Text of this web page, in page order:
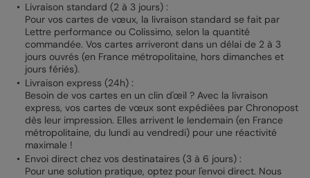
Livraison standard (2 à 3 jours) :
Pour vos cartes de vœux, la livraison standard se fait par
Lettre performance ou Colissimo, selon la quantité
commandée. Vos cartes arriveront dans un délai de 2 à 3
jours ouvrés (en France métropolitaine, hors dimanches et
jours fériés).
Livraison express (24h) :
Besoin de vos cartes en un clin d'œil ? Avec la livraison
express, vos cartes de vœux sont expédiées par Chronopost
dès leur impression. Elles arrivent le lendemain (en France
métropolitaine, du lundi au vendredi) pour une réactivité
maximale !
Envoi direct chez vos destinataires (3 à 6 jours) :
Pour une solution pratique, optez pour l'envoi direct. Nous